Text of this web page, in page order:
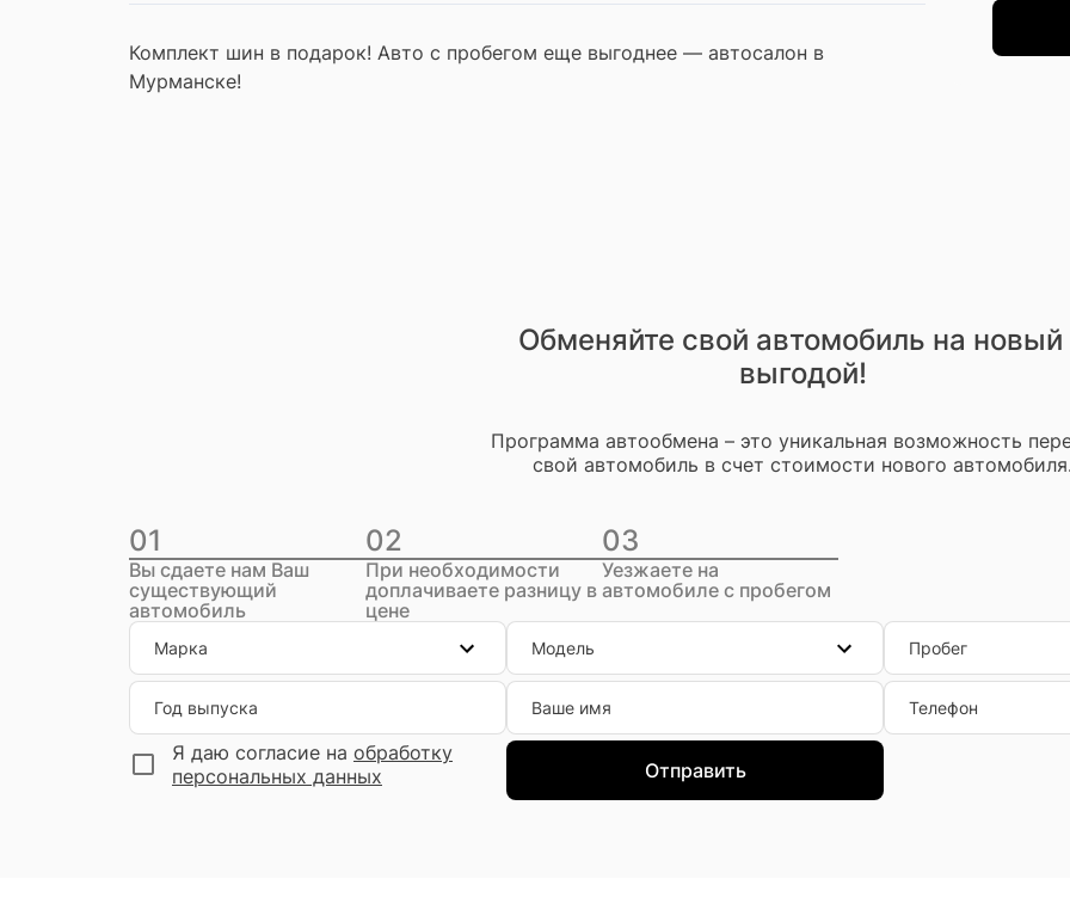
Комплект шин в подарок! Авто с пробегом еще выгоднее — автосалон в
Мурманске!
Обменяйте свой автомобиль на новый
выгодой!
Программа автообмена – это уникальная возможность
свой автомобиль в счет стоимости нового автомобиля.
01
Вы сдаете нам Ваш
существующий
автомобиль
02
При необходимости
доплачиваете разницу в
цене
03
Уезжаете на
автомобиле с пробегом
Марка Модель Пробег
Год выпуска Ваше имя Телефон
Я даю согласие на обработку
персональных данных
Отправить